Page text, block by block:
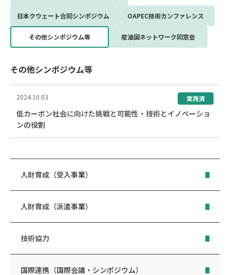
日本クウェート合同シンポジウム OAPEC技術カンファレンス
その他シンポジウム等 産油国ネットワーク同窓会
その他シンポジウム等
2024.10.03
低カーボン社会に向けた挑戦と可能性・技術とイノベーショ
ンの役割
実施済
人財育成（受入事業）
人財育成（派遣事業）
技術協力
国際連携（国際会議・シンポジウム）